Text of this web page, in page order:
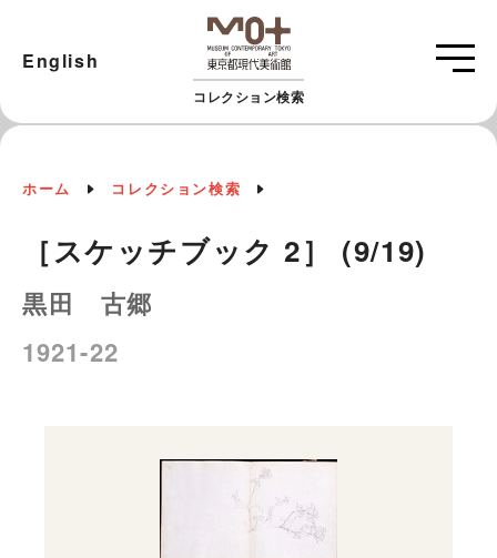
コレクション検索
English
ホーム コレクション検索
［スケッチブック 2］ (9/19)
黒田 古郷
1921-22